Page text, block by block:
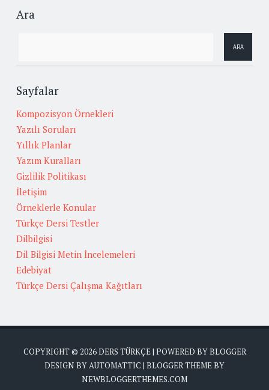
Ara
Sayfalar
Kompozisyon Örnekleri
Yazılı Soruları
Yıllık Planlar
Yazım Kuralları
Gizlilik Politikası
İletişim
Örneklerle Konular
Türkçe Dersi Testler
Dilbilgisi
Dil Bilgisi Metin İncelemeleri
Edebiyat
Türkçe Dersi Çalışma Kağıtları
COPYRIGHT © 2026DERS TÜRKÇE| POWERED BYBLOGGER
DESIGN BYAUTOMATTIC | BLOGGER THEME BY
NEWBLOGGERTHEMES.COM